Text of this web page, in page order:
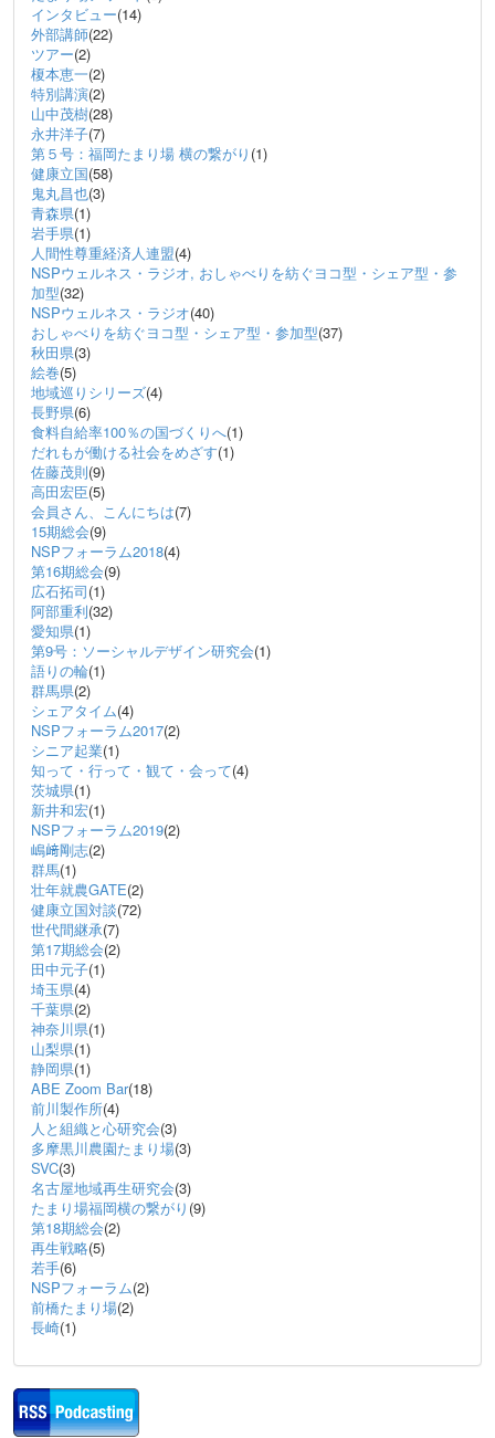
インタビュー(14)
外部講師(22)
ツアー(2)
榎本恵一(2)
特別講演(2)
山中茂樹(28)
永井洋子(7)
第５号：福岡たまり場 横の繋がり (1)
健康立国(58)
鬼丸昌也(3)
青森県(1)
岩手県(1)
人間性尊重経済人連盟(4)
NSPウェルネス・ラジオ, おしゃべりを紡ぐヨコ型・シェア型・参
加型(32)
NSPウェルネス・ラジオ(40)
おしゃべりを紡ぐヨコ型・シェア型・参加型(37)
秋田県(3)
絵巻(5)
地域巡りシリーズ(4)
長野県(6)
食料自給率100％の国づくりへ(1)
だれもが働ける社会をめざす(1)
佐藤茂則(9)
高田宏臣(5)
会員さん、こんにちは(7)
15期総会(9)
NSPフォーラム2018(4)
第16期総会(9)
広石拓司(1)
阿部重利(32)
愛知県(1)
第9号：ソーシャルデザイン研究会(1)
語りの輪(1)
群馬県(2)
シェアタイム(4)
NSPフォーラム2017(2)
シニア起業(1)
知って・行って・観て・会って(4)
茨城県(1)
新井和宏(1)
NSPフォーラム2019(2)
嶋﨑剛志(2)
群馬(1)
壮年就農GATE(2)
健康立国対談(72)
世代間継承(7)
第17期総会(2)
田中元子(1)
埼玉県(4)
千葉県(2)
神奈川県(1)
山梨県(1)
静岡県(1)
ABE Zoom Bar(18)
前川製作所(4)
人と組織と心研究会(3)
多摩黒川農園たまり場(3)
SVC(3)
名古屋地域再生研究会(3)
たまり場福岡横の繋がり (9)
第18期総会(2)
再生戦略(5)
若手(6)
NSPフォーラム(2)
前橋たまり場(2)
長崎(1)